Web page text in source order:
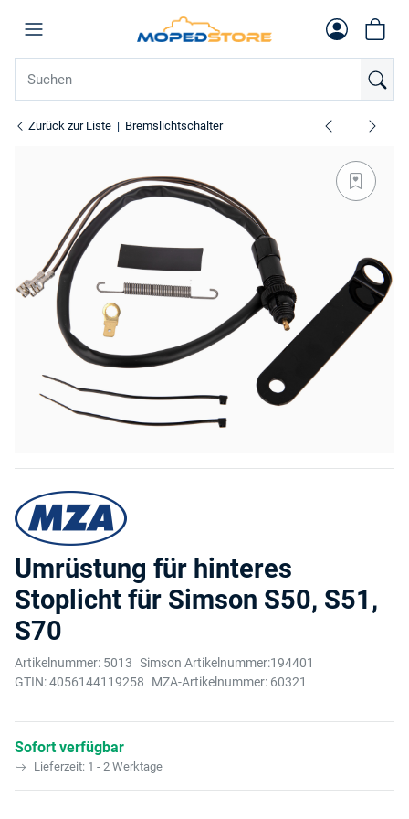
Zurück zur Liste Bremslichtschalter
Umrüstung für hinteres
Stoplicht für Simson S50, S51,
S70
Artikelnummer: 5013 Simson Artikelnummer:194401
GTIN:4056144119258 MZA-Artikelnummer: 60321
Sofort verfügbar
Lieferzeit: 1 - 2 Werktage